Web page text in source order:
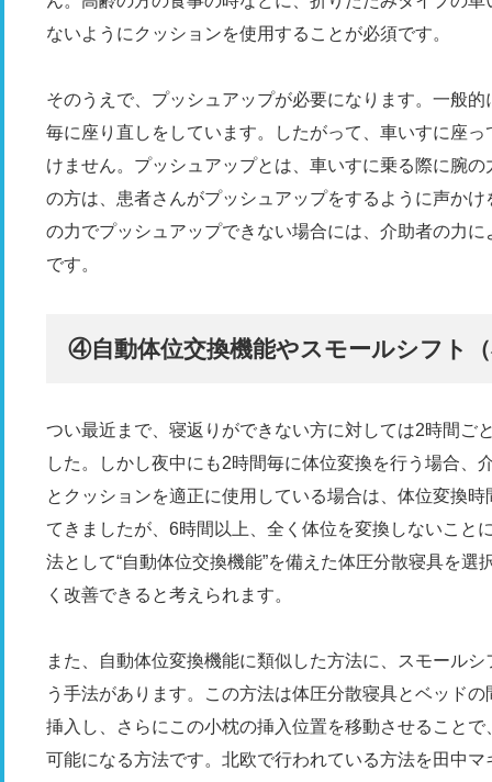
ないようにクッションを使用することが必須です。
そのうえで、プッシュアップが必要になります。一般
毎に座り直しをしています。したがって、車いすに座
けません。プッシュアップとは、車いすに乗る際に腕
の方は、患者さんがプッシュアップをするように声か
の力でプッシュアップできない場合には、介助者の力
です。
④自動体位交換機能やスモールシフト
つい最近まで、寝返りができない方に対しては2時間ご
した。しかし夜中にも2時間毎に体位変換を行う場合、
とクッションを適正に使用している場合は、体位変換
てきましたが、6時間以上、全く体位を変換しないこと
法として“自動体位交換機能”を備えた体圧分散寝具を
く改善できると考えられます。
また、自動体位変換機能に類似した方法に、スモール
う手法があります。この方法は体圧分散寝具とベッド
挿入し、さらにこの小枕の挿入位置を移動させること
可能になる方法です。北欧で行われている方法を田中